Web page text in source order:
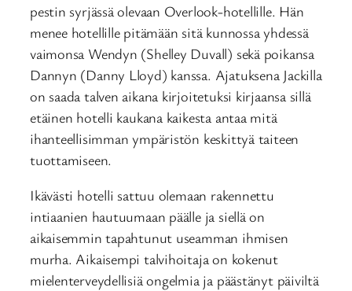
pestin syrjässä olevaan Overlook-hotellille. Hän
menee hotellille pitämään sitä kunnossa yhdessä
vaimonsa Wendyn (Shelley Duvall) sekä poikansa
Dannyn (Danny Lloyd) kanssa. Ajatuksena Jackilla
on saada talven aikana kirjoitetuksi kirjaansa sillä
etäinen hotelli kaukana kaikesta antaa mitä
ihanteellisimman ympäristön keskittyä taiteen
tuottamiseen.
Ikävästi hotelli sattuu olemaan rakennettu
intiaanien hautuumaan päälle ja siellä on
aikaisemmin tapahtunut useamman ihmisen
murha. Aikaisempi talvihoitaja on kokenut
mielenterveydellisiä ongelmia ja päästänyt päiviltä